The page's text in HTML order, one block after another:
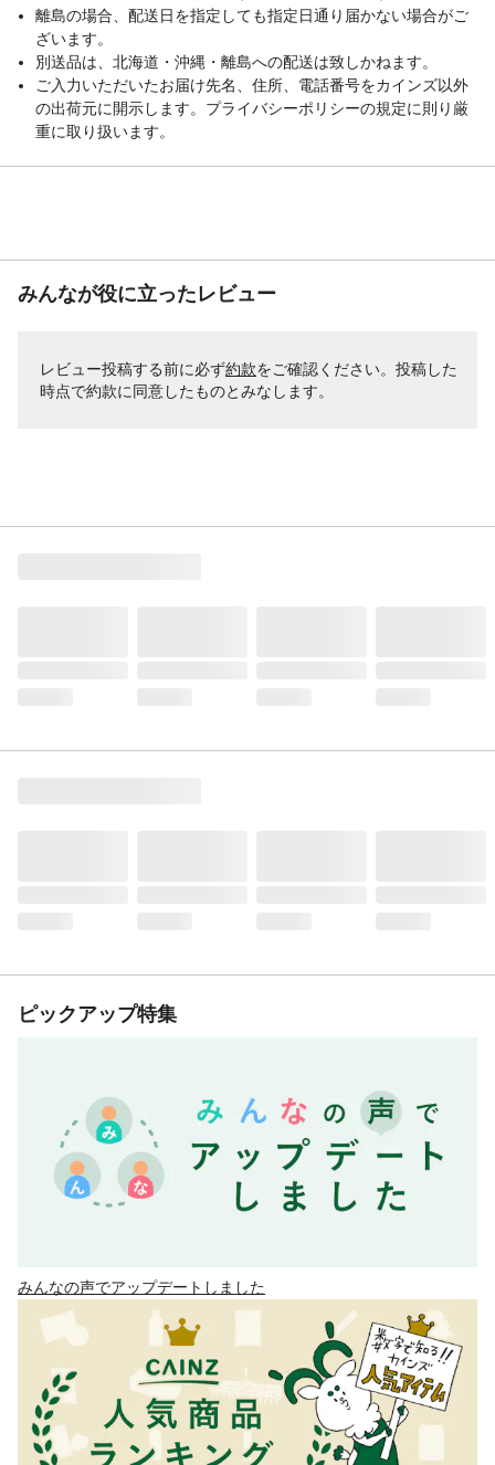
離島の場合、配送日を指定しても指定日通り届かない場合がご
ざいます。
別送品は、北海道・沖縄・離島への配送は致しかねます。
ご入力いただいたお届け先名、住所、電話番号をカインズ以外
の出荷元に開示します。プライバシーポリシーの規定に則り厳
重に取り扱います。
みんなが役に立ったレビュー
レビュー投稿する前に必ず約款をご確認ください。投稿した
時点で約款に同意したものとみなします。
ピックアップ特集
みんなの声でアップデートしました